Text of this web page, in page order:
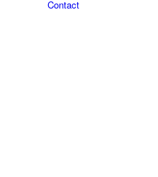
Contact